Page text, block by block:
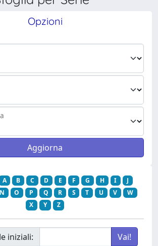
Opzioni
A B C D E F G H I
J
N O P Q R S T U V
W
X
Y Z
iniziali: